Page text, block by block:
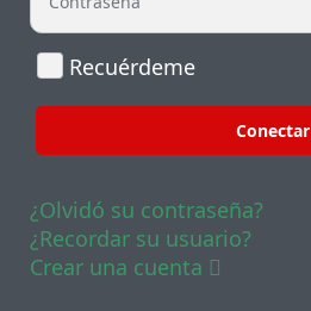
Recuérdeme
Conectar
¿Olvidó su contraseña?
¿Recordar su usuario?
Crear una cuenta